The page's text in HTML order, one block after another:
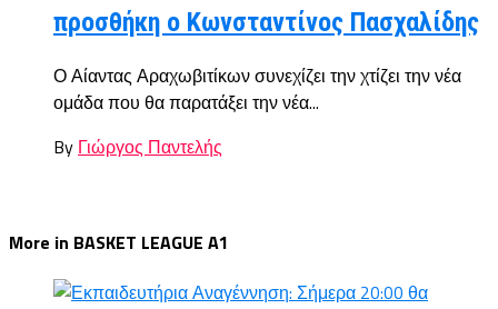
προσθήκη ο Κωνσταντίνος Πασχαλίδης
Ο Αίαντας Αραχωβιτίκων συνεχίζει την χτίζει την νέα
ομάδα που θα παρατάξει την νέα...
By Γιώργος Παντελής
More in BASKET LEAGUE A1